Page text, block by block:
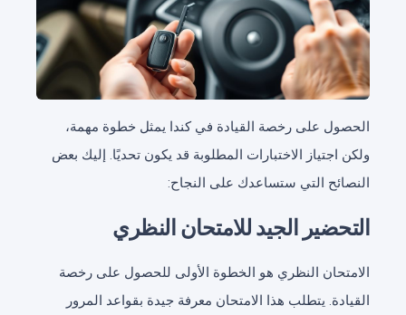
الحصول على رخصة القيادة في كندا يمثل خطوة مهمة،
ولكن اجتياز الاختبارات المطلوبة قد يكون تحديًا. إليك بعض
النصائح التي ستساعدك على النجاح:
التحضير الجيد للامتحان النظري
الامتحان النظري هو الخطوة الأولى للحصول على رخصة
القيادة. يتطلب هذا الامتحان معرفة جيدة بقواعد المرور